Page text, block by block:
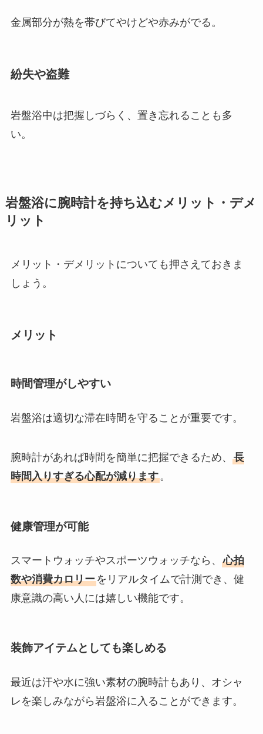
金属部分が熱を帯びてやけどや赤みがでる。
紛失や盗難
岩盤浴中は把握しづらく、置き忘れることも多
い。
岩盤浴に腕時計を持ち込むメリット・デメ
リット
メリット・デメリットについても押さえておきま
しょう。
メリット
時間管理がしやすい
岩盤浴は適切な滞在時間を守ることが重要です。
腕時計があれば時間を簡単に把握できるため、 長
時間入りすぎる心配が減ります。
健康管理が可能
スマートウォッチやスポーツウォッチなら、 心拍
数や消費カロリーをリアルタイムで計測でき、健
康意識の高い人には嬉しい機能です。
装飾アイテムとしても楽しめる
最近は汗や水に強い素材の腕時計もあり、オシャ
レを楽しみながら岩盤浴に入ることができます。